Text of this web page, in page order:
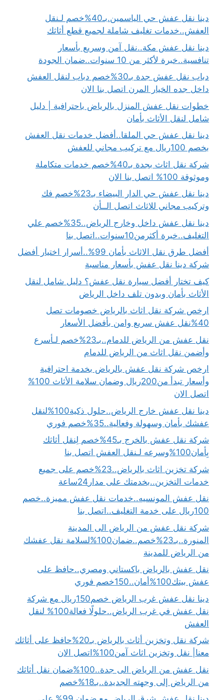
دينا نقل عفش حي الياسمين.بـ40%خصم لـنقل
العفش..خدمات تغليف شاملة لجميع قطع أثاثك
دينا نقل عفش مكة..نقل آمن وسريع بأسعار
تنافسية..خبرة لأكثر من 10 سنوات..ضمان الجودة
دباب نقل عفش جدة بـ30%خصم دباب لنقل العفش
داخل جده الخيار المرن اتصل بنا الان
خطوات نقل عفش المنزل بالرياض باحترافية | دليل
شامل لنقل الأثاث بأمان
دينا نقل عفش حي الملقا..أفضل خدمات نقل العفش
بخصم 100ريال مع تركيب مجاني للعفش
شركة نقل اثاث بجدة بـ40%خصم خدمات متكاملة
وموثوقة 100% اتصل بنا الان
دينا نقل عفش حي الدار البيضاء بـ23%خصم فك
وتركيب مجاني للاثاث اتصل الــأن
دينا نقل عفش داخل وخارج الرياض..35%خصم علي
التغليف..خبرة أكثرمن10سنوات..اتصل بنا
أفضل طرق نقل الاثاث بأمان 99%..أسرار اختيار أفضل
شركة دينا نقل عفش بأسعار مناسبة
كيف تختار أفضل سيارة نقل عفش؟ دليل شامل لنقل
الأثاث بأمان وبدون تلف داخل الرياض
ارخص شركة نقل اثاث بالرياض خصومات تصل
40%نقل عفش سريع وامن بأفضل الأسعار
نقل عفش من الرياض للدمام..بـ23%خصم لـأسرع
وأضمن نقل اثاث من الرياض للدمام
ارخص شركة نقل عفش بالرياض بخدمة احترافية
وأسعار تبدأ من200ريال وضمان سلامة الأثاث 100%
اتصل الان
دينا نقل عفش خارج الرياض..حلول ذكية100%لنقل
عفشك بأمان وسهولة وفعالية..35%خصم فوري
شركة نقل عفش بالخرج بـ45%خصم لِنقل أثاثك
بِأمان100%وسرعه لـنقل العفش اتصل بنا
شركة تخزين اثاث بالرياض..23%خصم على جميع
خدمات التخزين..بخدمتك على مدار24ساعة
نقل عفش المونسيه..خدمات نقل عفش مميزة..خصم
100ريال على خدمة التغليف..اتصل بنا
شركة نقل عفش من الرياض الى المدينة
المنورة..بـ23%خصم..ضمان100%لسلامة نقل عفشك
من الرياض للمدينة
نقل عفش بالرياض باكستاني ومصري..حافظ على
عفش بيتك100%أمان..150خصم فوري
دينا نقل عفش غرب الرياض خصم150ريال مع شركة
نقل عفش في غرب الرياض..حلولًا فعالة100% لنقل
العفش
شركة نقل وتخزين أثاث بالرياض بـ20%حافظ على أثاثك
معنا| نقل وتخزين اثاث آمن100%اتصل الان
نقل عفش من الرياض الى جدة..100%ضمان نقل أثاثك
من الرياض إلى وجهته الجديدة..بـ18%خصم